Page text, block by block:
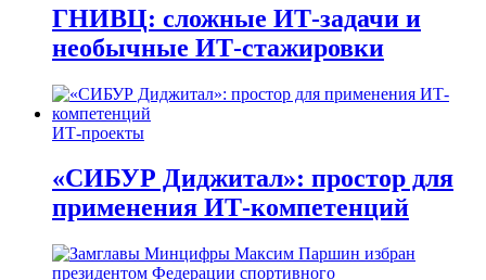
ГНИВЦ: сложные ИТ‑задачи и
необычные ИТ‑стажировки
ИТ-проекты
«СИБУР Диджитал»: простор для
применения ИТ-компетенций